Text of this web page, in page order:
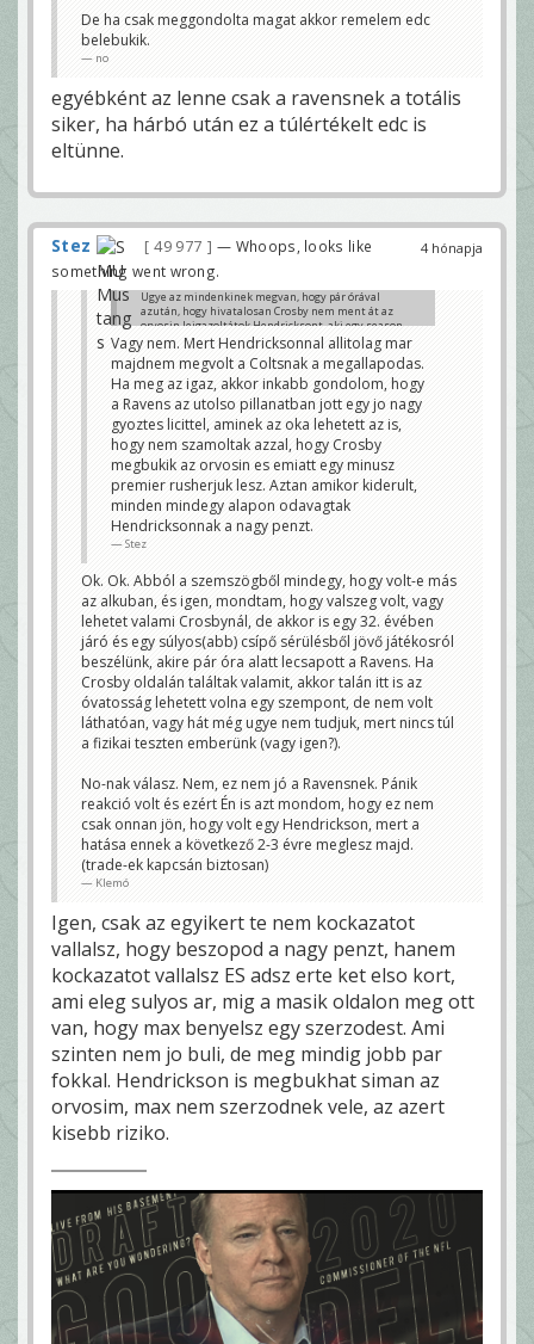
De ha csak meggondolta magat akkor remelem edc
belebukik.
no
egyébként az lenne csak a ravensnek a totális
siker, ha hárbó után ez a túlértékelt edc is
eltünne.
4 hónapja
Stez 49 977
— Whoops, looks like
something went wrong.
Ugye az mindenkinek megvan, hogy pár órával
azután, hogy hivatalosan Crosby nem ment át az
orvosin leigazoltátok Hendricksont, aki egy season
ending csípő sérülésből jön ippeg. Vagyis azért ez a
tüzetes orvosi igény hogy-hogy nem nála, aki majd 4
évvel idősebb nem volt meg.....Ez azt sejteti, hogy
párhuzamosan ment a tárgyalás, magasan volt az
ár, majd rányomtatok a Crosby gombra, majd lement
az ár és rányomtatok az "out" gombra. De jönnek
majd az insiderek és majd úgy is mondják.
Mindezek mellett azért továbbra is azt gondolom,
hogy volt még azért valami, amit azért nem
tudtatok, de azt is gondolom, hogy ott volt a
Hendrickson szerződés is backup-nak, így könnyebb
volt azt mondani, hogy "sorry".
Klemó
Vagy nem. Mert Hendricksonnal allitolag mar
majdnem megvolt a Coltsnak a megallapodas.
Ha meg az igaz, akkor inkabb gondolom, hogy
a Ravens az utolso pillanatban jott egy jo nagy
gyoztes licittel, aminek az oka lehetett az is,
hogy nem szamoltak azzal, hogy Crosby
megbukik az orvosin es emiatt egy minusz
premier rusherjuk lesz. Aztan amikor kiderult,
minden mindegy alapon odavagtak
Hendricksonnak a nagy penzt.
Stez
Ok. Ok. Abból a szemszögből mindegy, hogy volt-e más
az alkuban, és igen, mondtam, hogy valszeg volt, vagy
lehetet valami Crosbynál, de akkor is egy 32. évében
járó és egy súlyos(abb) csípő sérülésből jövő játékosról
beszélünk, akire pár óra alatt lecsapott a Ravens. Ha
Crosby oldalán találtak valamit, akkor talán itt is az
óvatosság lehetett volna egy szempont, de nem volt
láthatóan, vagy hát még ugye nem tudjuk, mert nincs túl
a fizikai teszten emberünk (vagy igen?).
No-nak válasz. Nem, ez nem jó a Ravensnek. Pánik
reakció volt és ezért Én is azt mondom, hogy ez nem
csak onnan jön, hogy volt egy Hendrickson, mert a
hatása ennek a következő 2-3 évre meglesz majd.
(trade-ek kapcsán biztosan)
Klemó
Igen, csak az egyikert te nem kockazatot
vallalsz, hogy beszopod a nagy penzt, hanem
kockazatot vallalsz ES adsz erte ket elso kort,
ami eleg sulyos ar, mig a masik oldalon meg ott
van, hogy max benyelsz egy szerzodest. Ami
szinten nem jo buli, de meg mindig jobb par
fokkal. Hendrickson is megbukhat siman az
orvosim, max nem szerzodnek vele, az azert
kisebb riziko.